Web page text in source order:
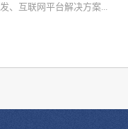
发、互联网平台解决方案...